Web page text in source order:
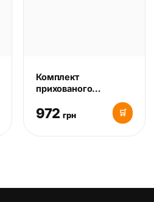
Комплект
прихованого
підключення шнура
25x50 під профільний
стояк, білий мат
972 грн 🛒